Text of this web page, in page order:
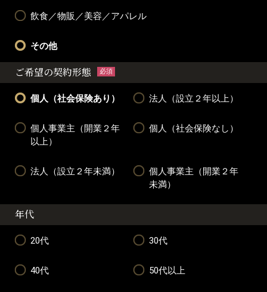
飲食／物販／美容／アパレル
その他
ご希望の契約形態 必須
個人（社会保険あり） 法人（設立２年以上）
個人事業主（開業２年
以上）
個人（社会保険なし）
法人（設立２年未満）
個人事業主（開業２年
未満）
年代
20代 30代
40代 50代以上